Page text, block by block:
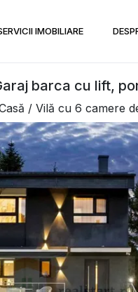
IMOBILIARE
barca cu lift,
/ Vilă cu 6 camere